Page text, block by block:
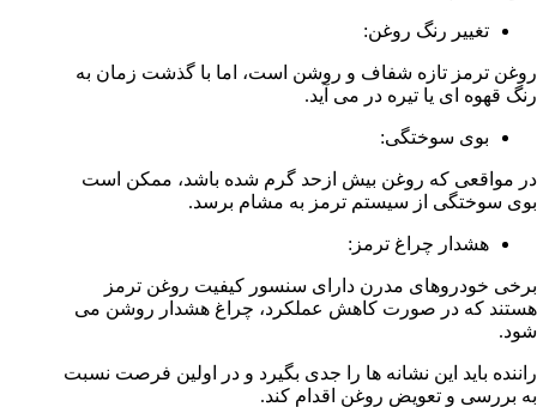
تغییر رنگ روغن:
روغن ترمز تازه شفاف و روشن است، اما با گذشت زمان به
رنگ قهوه ای یا تیره در می آید.
بوی سوختگی:
در مواقعی که روغن بیش ازحد گرم شده باشد، ممکن است
بوی سوختگی از سیستم ترمز به مشام برسد.
هشدار چراغ ترمز:
برخی خودروهای مدرن دارای سنسور کیفیت روغن ترمز
هستند که در صورت کاهش عملکرد، چراغ هشدار روشن می
شود.
راننده باید این نشانه ها را جدی بگیرد و در اولین فرصت نسبت
به بررسی و تعویض روغن اقدام کند.